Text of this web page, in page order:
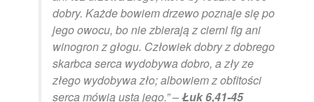
dobry. Każde bowiem drzewo poznaje się po
jego owocu, bo nie zbierają z cierni fig ani
winogron z głogu. Człowiek dobry z dobrego
skarbca serca wydobywa dobro, a zły ze
złego wydobywa zło; albowiem z obfitości
serca mówią usta jego.” –Łuk 6,41-45